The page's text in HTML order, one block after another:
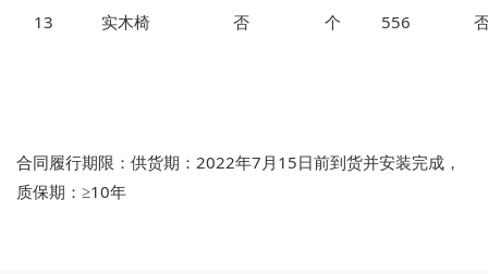
13 实木椅 否 个 556
合同履行期限：供货期：2022年7月15日前到货并安装完成，
质保期：≥10年